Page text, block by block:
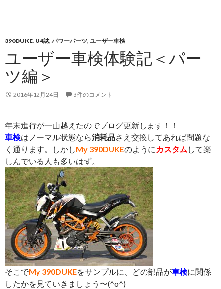
390DUKE, U4誌, パワーパーツ, ユーザー車検
ユーザー車検体験記＜パー
ツ編＞
2016年12月24日 3件のコメント
年末進行が一山越えたのでブログ更新します！！
車検はノーマル状態なら消耗品さえ交換してあれば問題な
く通ります。しかしMy 390DUKEのように カスタム して楽
しんでいる人も多いはず。
そこでMy 390DUKEをサンプルに、どの部品が車検に関係
したかを見ていきましょう〜(^o^)